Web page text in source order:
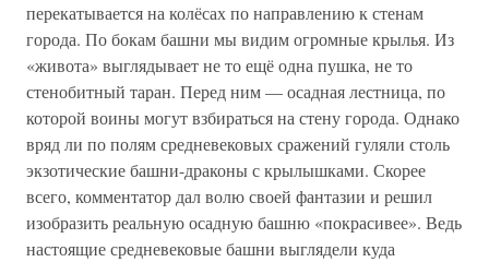
перекатывается на колёсах по направлению к стенам
города. По бокам башни мы видим огромные крылья. Из
«живота» выглядывает не то ещё одна пушка, не то
стенобитный таран. Перед ним — осадная лестница, по
которой воины могут взбираться на стену города. Однако
вряд ли по полям средневековых сражений гуляли столь
экзотические башни-драконы с крылышками. Скорее
всего, комментатор дал волю своей фантазии и решил
изобразить реальную осадную башню «покрасивее». Ведь
настоящие средневековые башни выглядели куда